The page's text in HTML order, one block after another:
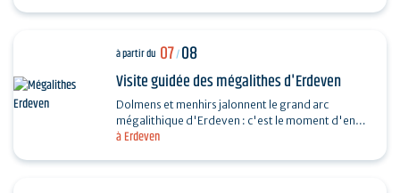
à Erdeven
à partir du 07/08
Visite guidée des mégalithes d'Erdeven
Dolmens et menhirs jalonnent le grand arc
mégalithique d'Erdeven : c'est le moment d'en
découvrir un peu plus. Des Alignements de